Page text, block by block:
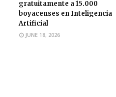
gratuitamente a 15.000
boyacenses en Inteligencia
Artificial
JUNE 18, 2026